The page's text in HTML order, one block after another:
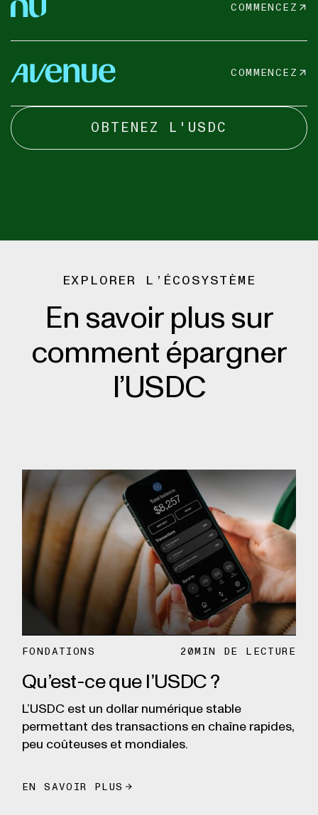
COMMENCEZ
COMMENCEZ
OBTENEZ L'USDC
EXPLORER L’ÉCOSYSTÈME
En savoir plus sur
comment épargner
l’USDC
FONDATIONS 20 MIN DE LECTURE
Qu’est-ce que l’USDC ?
L’USDC est un dollar numérique stable
permettant des transactions en chaîne rapides,
peu coûteuses et mondiales.
EN SAVOIR PLUS